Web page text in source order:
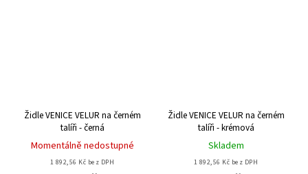
Židle VENICE VELUR na černém
talíři - černá
Momentálně nedostupné
1 892,56 Kč bez DPH
Židle VENICE VELUR na černém
talíři - krémová
Skladem
1 892,56 Kč bez DPH